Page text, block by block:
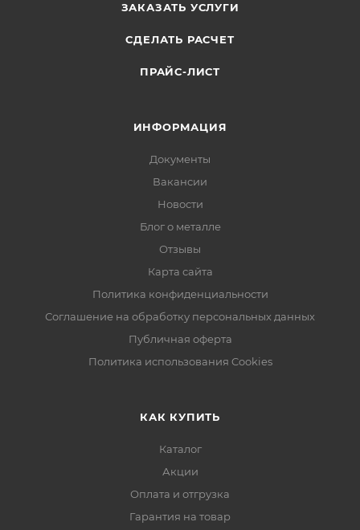
ЗАКАЗАТЬ УСЛУГИ
СДЕЛАТЬ РАСЧЕТ
ПРАЙС-ЛИСТ
ИНФОРМАЦИЯ
Документы
Вакансии
Новости
Блог о металле
Отзывы
Карта сайта
Политика конфиденциальности
Соглашение на обработку персональных данных
Публичная оферта
Политика использования Cookies
КАК КУПИТЬ
Каталог
Акции
Оплата и отгрузка
Гарантия на товар